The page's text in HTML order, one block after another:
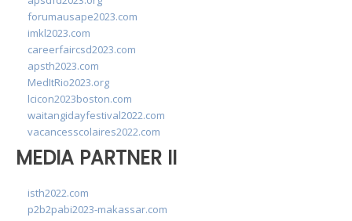
forumausape2023.com
imkl2023.com
careerfaircsd2023.com
apsth2023.com
MedItRio2023.org
lcicon2023boston.com
waitangidayfestival2022.com
vacancesscolaires2022.com
MEDIA PARTNER II
isth2022.com
p2b2pabi2023-makassar.com